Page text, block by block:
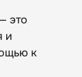
это
и
к